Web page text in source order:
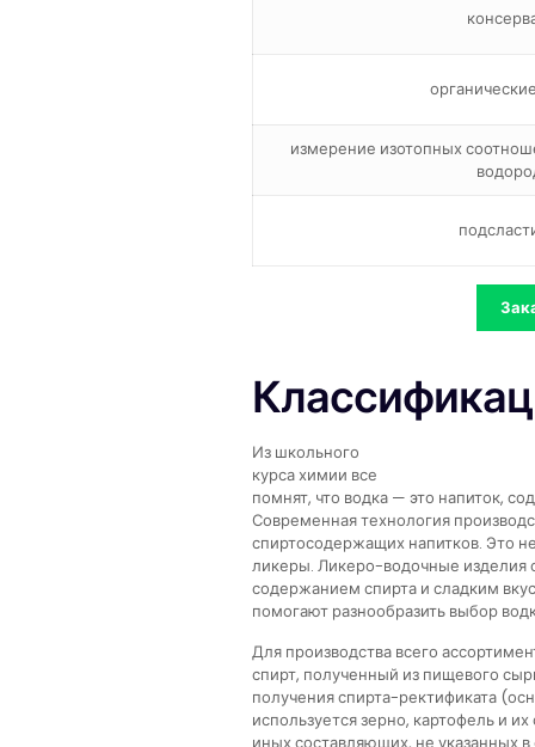
измерение изотопных
Из школьного
курса химии все
помнят, что водка — это напиток,
Современная технология
спиртосодержащих напитков. Это
ликеры. Ликеро-водочные изделия
содержанием спирта и сладким
помогают разнообразить выбор
Для производства всего
спирт, полученный из пищевого
получения спирта-ректификата
используется зерно, картофель и